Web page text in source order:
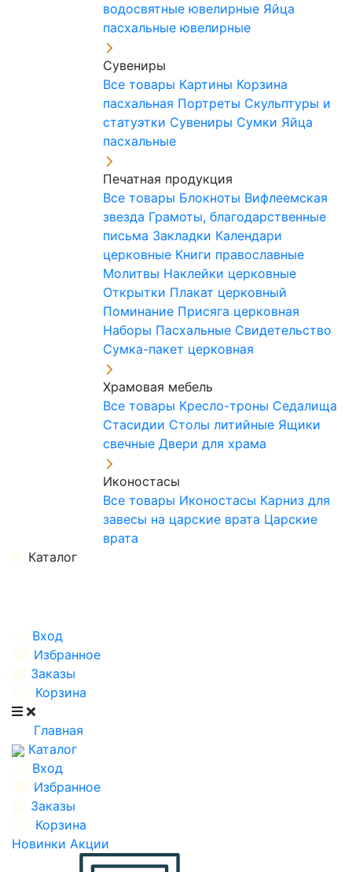
водосвятные ювелирные Яйца
пасхальные ювелирные
Сувениры
Все товары Картины Корзина
пасхальная Портреты Скульптуры и
статуэтки Сувениры Сумки Яйца
пасхальные
Печатная продукция
Все товары Блокноты Вифлеемская
звезда Грамоты, благодарственные
письма Закладки Календари
церковные Книги православные
Молитвы Наклейки церковные
Открытки Плакат церковный
Поминание Присяга церковная
Наборы Пасхальные Свидетельство
Сумка-пакет церковная
Храмовая мебель
Все товары Кресло-троны Седалища
Стасидии Столы литийные Ящики
свечные Двери для храма
Иконостасы
Все товары Иконостасы Карниз для
завесы на царские врата Царские
врата
Каталог
Вход
Избранное
Заказы
Корзина
Главная
Каталог
Вход
Избранное
Заказы
Корзина
Новинки Акции